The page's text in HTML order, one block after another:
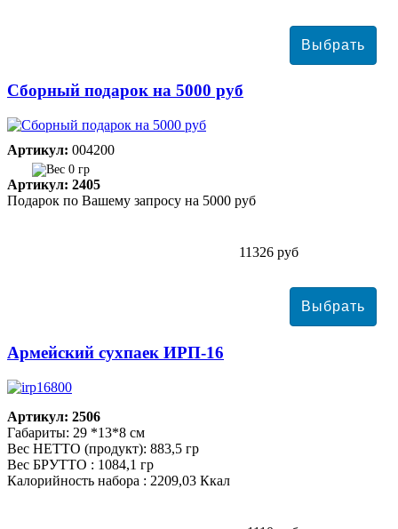
Сборный подарок на 5000 руб
Артикул: 004200
0 гр
Артикул: 2405
Подарок по Вашему запросу на 5000 руб
11326 руб
Армейский сухпаек ИРП-16
Артикул: 2506
Габариты: 29 *13*8 см
Вес НЕТТО (продукт): 883,5 гр
Вес БРУТТО : 1084,1 гр
Калорийность набора : 2209,03 Ккал